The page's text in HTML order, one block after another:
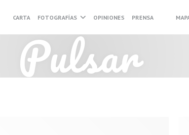
CARTA FOTOGRAFÍAS OPINIONES PRENSA
((ABRE
Pulsar